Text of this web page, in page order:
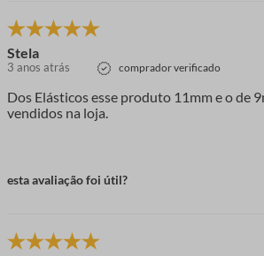
Stela
3 anos atrás comprador verificado
Dos Elásticos esse produto 11mm e o de
vendidos na loja.
esta avaliação foi útil?